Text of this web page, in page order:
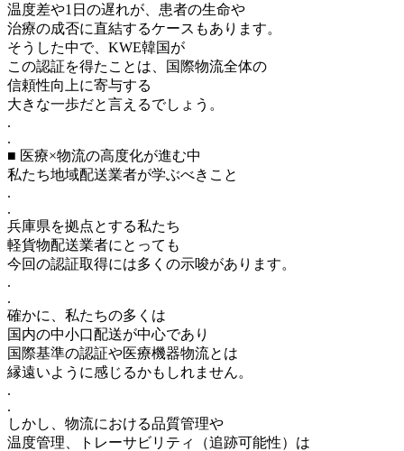
温度差や1日の遅れが、患者の生命や
治療の成否に直結するケースもあります。
そうした中で、KWE韓国が
この認証を得たことは、国際物流全体の
信頼性向上に寄与する
大きな一歩だと言えるでしょう。
.
.
■ 医療×物流の高度化が進む中
私たち地域配送業者が学ぶべきこと
.
.
兵庫県を拠点とする私たち
軽貨物配送業者にとっても
今回の認証取得には多くの示唆があります。
.
.
確かに、私たちの多くは
国内の中小口配送が中心であり
国際基準の認証や医療機器物流とは
縁遠いように感じるかもしれません。
.
.
しかし、物流における品質管理や
温度管理、トレーサビリティ（追跡可能性）は